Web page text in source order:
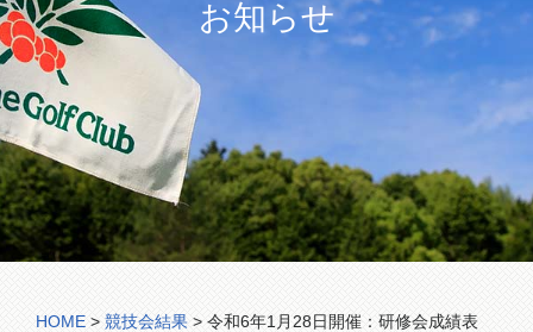
年間スケジュール
宿泊・姉妹コース
アクセス
お知らせ
HOME > 競技会結果 > 令和6年1月28日開催：研修会成績表